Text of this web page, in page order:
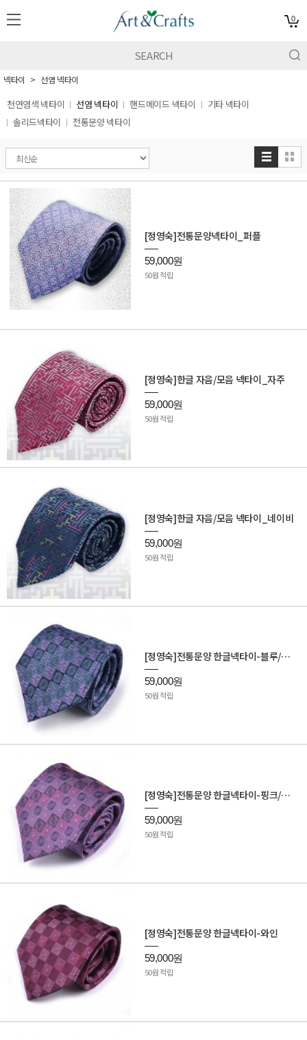
0
넥타이 선염 넥타이
천연염색 넥타이 선염 넥타이 핸드메이드 넥타이
기타 넥타이
솔리드넥타이
전통문양 넥타이
[정영숙]전통문양넥타이_퍼플
59,000원
50원 적립
[정영숙]한글 자음/모음 넥타이_자주
59,000원
50원 적립
[정영숙]한글 자음/모음 넥타이_네이비
59,000원
50원 적립
[정영숙]전통문양 한글넥타이-블루/바이올렛
59,000원
50원 적립
[정영숙]전통문양 한글넥타이-핑크/바이올렛
59,000원
50원 적립
[정영숙]전통문양 한글넥타이-와인
59,000원
50원 적립